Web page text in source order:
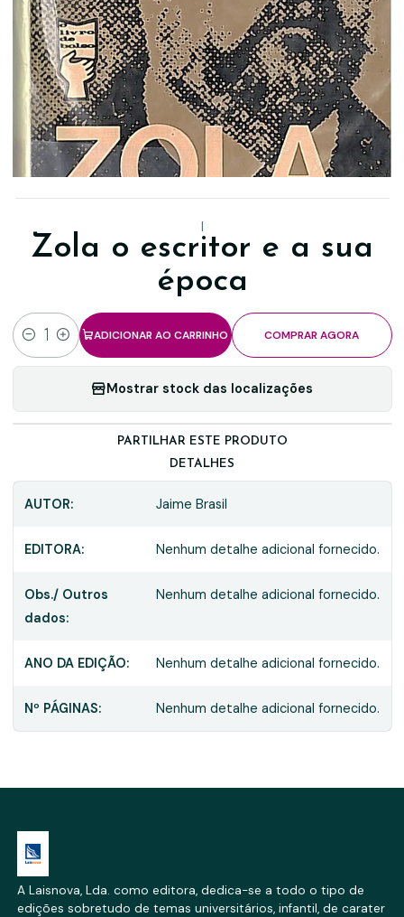
|
Zola o escritor e a sua
época
Quantidade
ADICIONAR AO CARRINHO COMPRAR AGORA
Mostrar stock das localizações
PARTILHAR ESTE PRODUTO
DETALHES
AUTOR: Jaime Brasil
EDITORA: Nenhum detalhe adicional fornecido.
Obs./ Outros
dados:
Nenhum detalhe adicional fornecido.
ANO DA EDIÇÃO: Nenhum detalhe adicional fornecido.
Nº PÁGINAS: Nenhum detalhe adicional fornecido.
A Laisnova, Lda. como editora, dedica-se a todo o tipo de
edições sobretudo de temas universitários, infantil, de carater